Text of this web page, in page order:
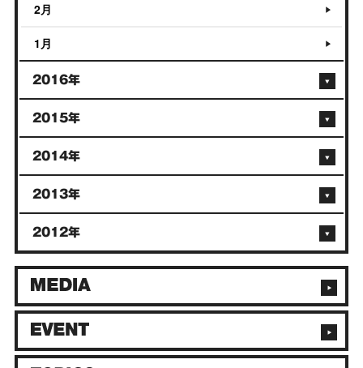
2月
1月
2016年
2015年
2014年
2013年
2012年